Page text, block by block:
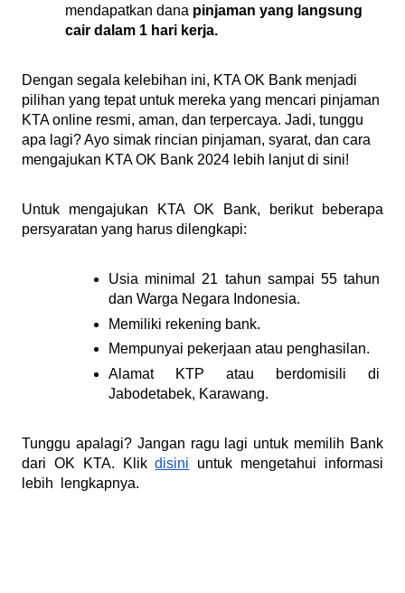
mendapatkan dana pinjaman yang langsung
cair dalam 1 hari kerja.
Dengan segala kelebihan ini, KTA OK Bank menjadi
pilihan yang tepat untuk mereka yang mencari pinjaman
KTA online resmi, aman, dan terpercaya. Jadi, tunggu
apa lagi? Ayo simak rincian pinjaman, syarat, dan cara
mengajukan KTA OK Bank 2024 lebih lanjut di sini!
Untuk mengajukan KTA OK Bank, berikut beberapa
persyaratan yang harus dilengkapi:
Usia minimal 21 tahun sampai 55 tahun
dan Warga Negara Indonesia.
Memiliki rekening bank.
Mempunyai pekerjaan atau penghasilan.
Alamat KTP atau berdomisili di
Jabodetabek, Karawang.
Tunggu apalagi? Jangan ragu lagi untuk memilih Bank
dari OK KTA. Klik disini untuk mengetahui informasi
lebih  lengkapnya.